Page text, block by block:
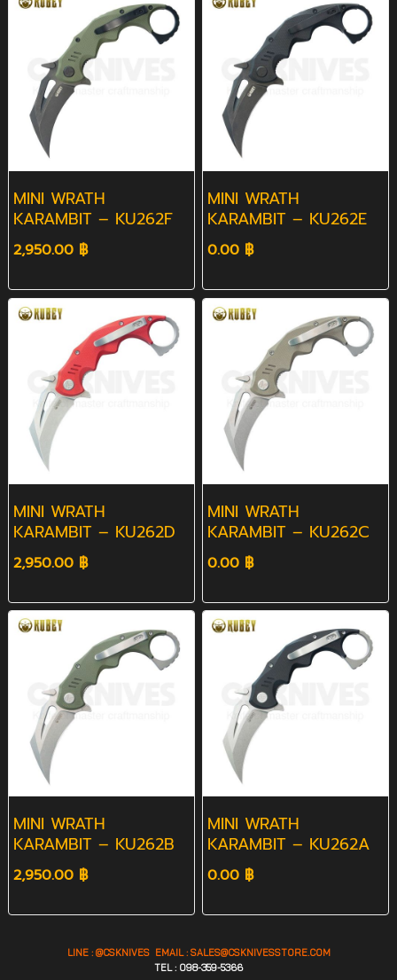
MINI WRATH
KARAMBIT – KU262F
2,950.00 ฿
MINI WRATH
KARAMBIT – KU262E
0.00 ฿
MINI WRATH
KARAMBIT – KU262D
2,950.00 ฿
MINI WRATH
KARAMBIT – KU262C
0.00 ฿
MINI WRATH
KARAMBIT – KU262B
2,950.00 ฿
MINI WRATH
KARAMBIT – KU262A
0.00 ฿
LINE : @CSKNIVES EMAIL : SALES@CSKNIVESSTORE.COM
TEL : 098-359-5366